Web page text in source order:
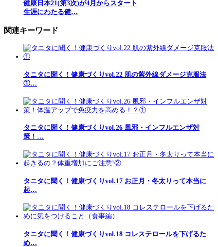
健康日本21(第3次)が4月からスタート
生涯にわたる健…
関連キーワード
タニタに聞く！健康づくりvol.22 肌の紫外線ダメージ克服法
①…
タニタに聞く！健康づくりvol.26 風邪・インフルエンザ対
策！…
タニタに聞く！健康づくりvol.17 お正月・冬太りって本当に
起…
タニタに聞く！健康づくりvol.18 コレステロールを下げるた
め…